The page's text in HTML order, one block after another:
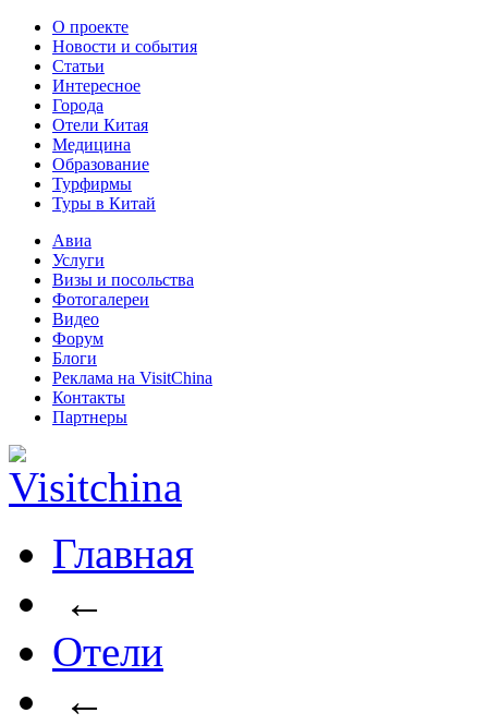
О проекте
Новости и события
Статьи
Интересное
Города
Отели Китая
Медицина
Образование
Турфирмы
Туры в Китай
Авиа
Услуги
Визы и посольства
Фотогалереи
Видео
Форум
Блоги
Реклама на VisitChina
Контакты
Партнеры
Главная
←
Отели
←